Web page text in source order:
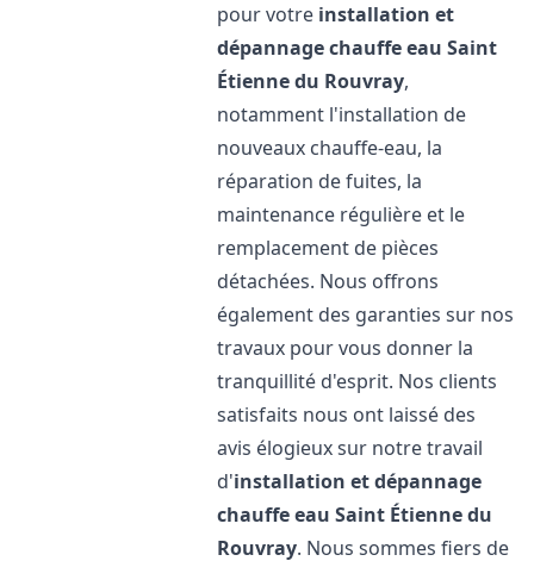
pour votre installation et
dépannage chauffe eau Saint
Étienne du Rouvray,
notamment l'installation de
nouveaux chauffe-eau, la
réparation de fuites, la
maintenance régulière et le
remplacement de pièces
détachées. Nous offrons
également des garanties sur nos
travaux pour vous donner la
tranquillité d'esprit. Nos clients
satisfaits nous ont laissé des
avis élogieux sur notre travail
d'installation et dépannage
chauffe eau Saint Étienne du
Rouvray. Nous sommes fiers de